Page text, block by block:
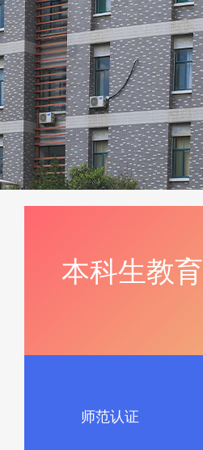
本科生教育
师范认证